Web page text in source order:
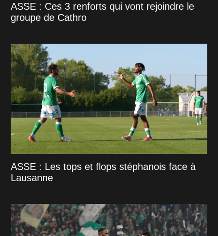
ASSE : Ces 3 renforts qui vont rejoindre le
groupe de Cathro
ASSE : Les tops et flops stéphanois face à
Lausanne